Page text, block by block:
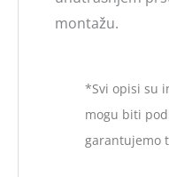
montažu.
*Svi opisi su
mogu biti
garantujemo